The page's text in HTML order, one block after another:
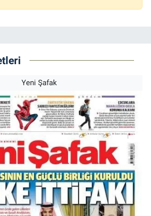
Yeni Şafak